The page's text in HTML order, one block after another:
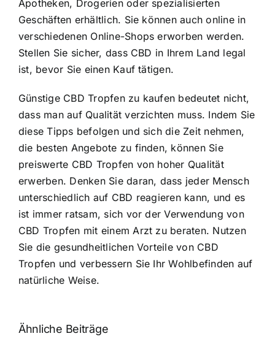
Apotheken, Drogerien oder spezialisierten
Geschäften erhältlich. Sie können auch online in
verschiedenen Online-Shops erworben werden.
Stellen Sie sicher, dass CBD in Ihrem Land legal
ist, bevor Sie einen Kauf tätigen.
Günstige CBD Tropfen zu kaufen bedeutet nicht,
dass man auf Qualität verzichten muss. Indem Sie
diese Tipps befolgen und sich die Zeit nehmen,
die besten Angebote zu finden, können Sie
preiswerte CBD Tropfen von hoher Qualität
erwerben. Denken Sie daran, dass jeder Mensch
unterschiedlich auf CBD reagieren kann, und es
ist immer ratsam, sich vor der Verwendung von
CBD Tropfen mit einem Arzt zu beraten. Nutzen
Sie die gesundheitlichen Vorteile von CBD
Tropfen und verbessern Sie Ihr Wohlbefinden auf
natürliche Weise.
Ähnliche Beiträge
Neue THC-